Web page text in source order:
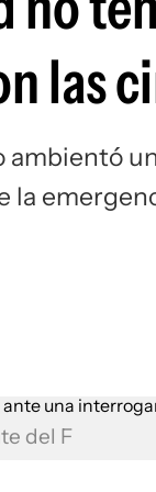
las
ambientó
la
del F